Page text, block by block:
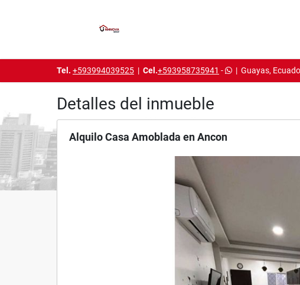
Tel. +593994039525 | Cel.+593958735941 - | Guayas,
Detalles del inmueble
Alquilo Casa Amoblada en Ancon